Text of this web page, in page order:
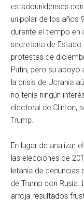
estadounidenses
unipolar de los años
durante el tiempo
secretaria de
protestas de
Putin, pero su apoyo
la crisis de Ucrania
no tenía ningún
electoral de Clinton,
Trump.
En lugar de analizar
las elecciones de
letanía de
de Trump con Rusia.
arroja resultados